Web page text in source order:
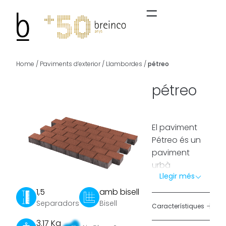
Home / Paviments d’exterior/ Llambordes /pétreo
1,5
Separadors
amb bisell
Bisell
3.17 Kg
pétreo
El paviment
Pétreo és un
paviment
urbà
dissenyat per
a la integració
sensible i el
Llegir més
Característiques +